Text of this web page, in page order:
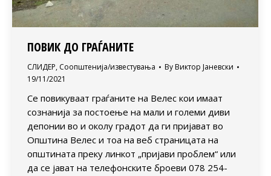
ПОВИК ДО ГРАЃАНИТЕ
СЛИДЕР, Соопштенија/известувања By Виктор Јаневски
19/11/2021
Се повикуваат граѓаните на Велес кои имаат
сознанија за постоење на мали и големи диви
депонии во и околу градот да ги пријават во
Општина Велес и тоа на веб страницата на
општината преку линкот „пријави проблем“ или
да се јават на телефонските броеви 078 254-